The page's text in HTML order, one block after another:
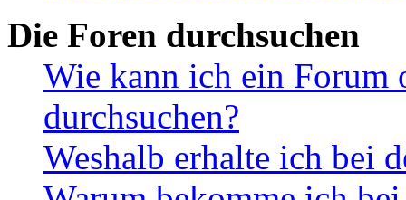
Die Foren durchsuchen
Wie kann ich ein Forum
durchsuchen?
Weshalb erhalte ich bei